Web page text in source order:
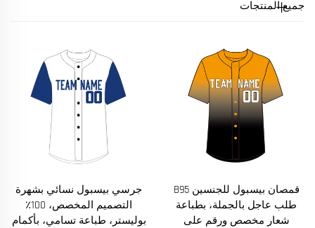
جميع المنتجات
قمصان بيسبول للجنسين B95
طلب عاجل بالجملة، بطباعة
شعار مخصص ورقم على
جرسي بيسبول نسائي بشهرة
التصميم المخصص، 100٪
بوليستر، طباعة تسامي، بأكمام